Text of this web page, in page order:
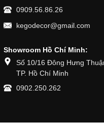
0909.56.86.26
kegodecor@gmail.com
Showroom Hồ Chí Minh:
Số 10/16 Đông Hưng
TP. Hồ Chí Minh
0902.250.262